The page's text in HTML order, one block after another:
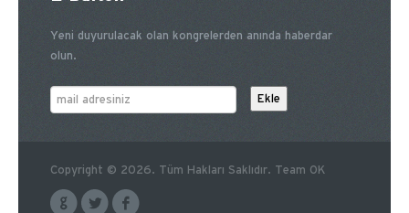
Yeni duyurulacak olan kongrelerden anında haberdar
olun.
Copyright © 2026. Tüm Hakları Saklıdır. Team OK